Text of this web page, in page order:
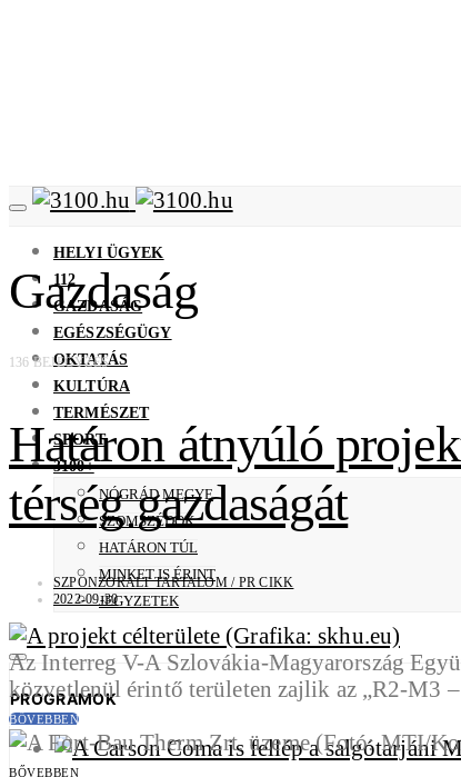
HELYI ÜGYEK
112
GAZDASÁG
EGÉSZSÉGÜGY
OKTATÁS
KULTÚRA
TERMÉSZET
SPORT
3100+
NÓGRÁD MEGYE
SZOMSZÉDOK
HATÁRON TÚL
MINKET IS ÉRINT
JEGYZETEK
PROGRAMOK
Gazdaság
136 BEJEGYZÉS
Határon átnyúló
térség gazdaságát
SZPONZORÁLT TARTALOM / PR CIKK
2022-09-30
Az Interreg V-A Szlovákia-Magyarország
közvetlenül érintő területen zajlik az „R2-M3
BŐVEBBEN
BŐVEBBEN